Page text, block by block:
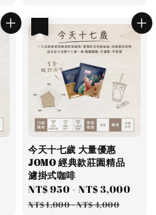
Regular
price
今天十七歲 大量優惠
JOMO 經典款莊園精品
濾掛式咖啡
Sale
price
NT$ 950 -NT$ 3,000
NT$ 1,000-NT$ 4,000